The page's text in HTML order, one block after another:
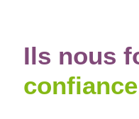
Ils nous
confiance